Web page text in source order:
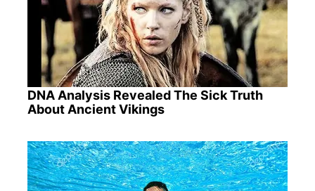
DNA Analysis Revealed The Sick Truth
About Ancient Vikings